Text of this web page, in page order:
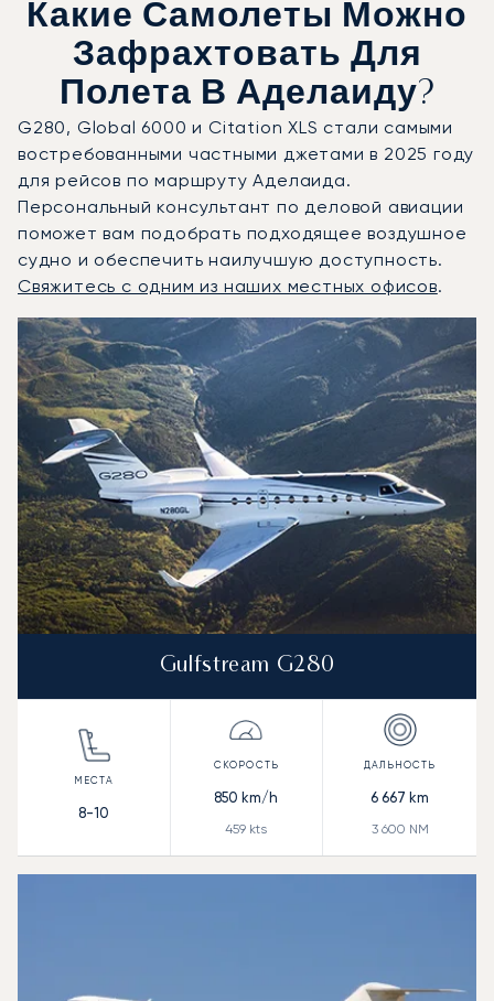
Какие Самолеты Можно
Зафрахтовать Для
Полета В Аделаиду?
G280, Global 6000 и Citation XLS стали самыми
востребованными частными джетами в 2025 году
для рейсов по маршруту Аделаида.
Персональный консультант по деловой авиации
поможет вам подобрать подходящее воздушное
судно и обеспечить наилучшую доступность.
Свяжитесь с одним из наших местных офисов.
Фото воздушного судна
Модель воздушного судна
Скорость (км/ч)
Скорость (узлы)
Дальность (NM)
Gulfstream G280
8-10
850 km/h
459 kts
6 667 km
3 600 NM